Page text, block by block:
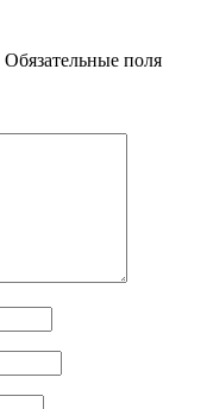
Обязательные поля